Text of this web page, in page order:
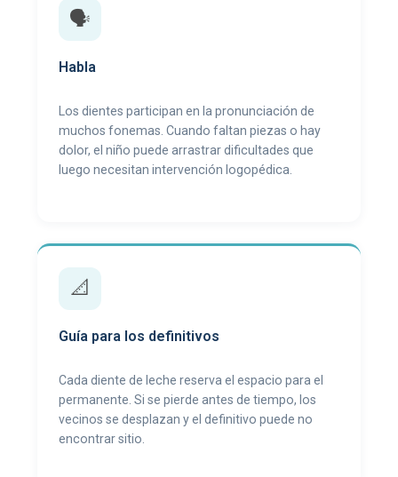
🗣️
Habla
Los dientes participan en la pronunciación de
muchos fonemas. Cuando faltan piezas o hay
dolor, el niño puede arrastrar dificultades que
luego necesitan intervención logopédica.
📐
Guía para los definitivos
Cada diente de leche reserva el espacio para el
permanente. Si se pierde antes de tiempo, los
vecinos se desplazan y el definitivo puede no
encontrar sitio.